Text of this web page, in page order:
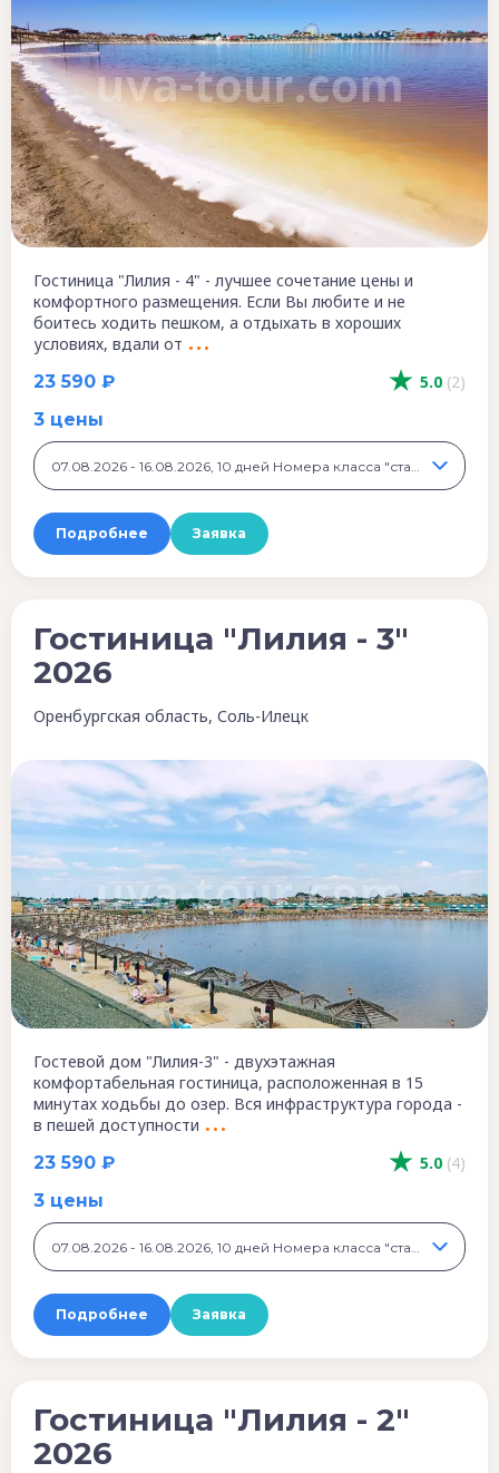
5.0 (2)
23 590 ₽
Гостиница "Лилия - 4" - лучшее сочетание цены и
комфортного размещения. Если Вы любите и не
боитесь ходить пешком, а отдыхать в хороших
условиях, вдали от
3 цены
Подробнее Заявка
5.0 (4)
23 590 ₽
Гостиница "Лилия - 3"
2026
Оренбургская область, Соль-Илецк
Гостевой дом "Лилия-3" - двухэтажная
комфортабельная гостиница, расположенная в 15
минутах ходьбы до озер. Вся инфраструктура города -
в пешей доступности
3 цены
Подробнее Заявка
Гостиница "Лилия - 2"
2026